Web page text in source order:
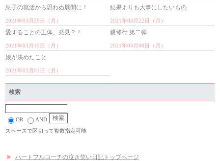
息子の就活から思わぬ展開に！
2021年03月29日（月）
結果よりも大事にしたいもの
2021年03月22日（月）
愛することの正体、発見？！
2021年03月15日（月）
親修行 第二弾
2021年03月08日（月）
娘が決めたこと
2021年03月01日（月）
検索
OR AND
スペースで区切って複数指定可能
ハートフルコーチの泣き笑い日記トップページ